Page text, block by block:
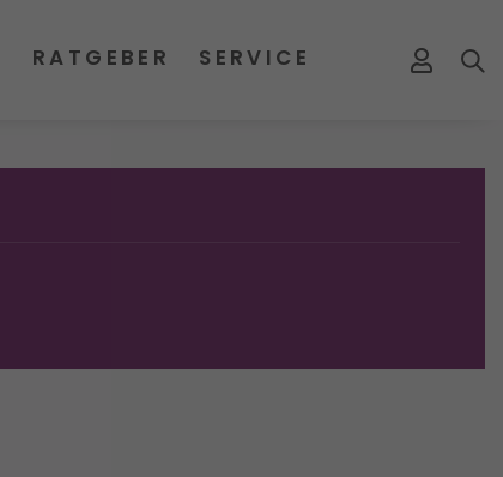
RATGEBER SERVICE